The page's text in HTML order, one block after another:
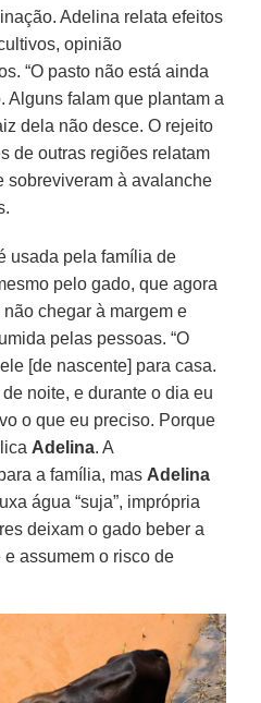
Adelina relata efeitos
opinião
“O pasto não está ainda
Alguns falam que plantam a
dela não desce. O rejeito
de outras regiões relatam
sobreviveram à avalanche
usada pela família de
pelo gado, que agora
chegar à margem e
pelas pessoas. “O
[de nascente] para casa.
noite, e durante o dia eu
o que eu preciso. Porque
Adelina. A
a família, mas Adelina
água “suja”, imprópria
deixam o gado beber a
assumem o risco de